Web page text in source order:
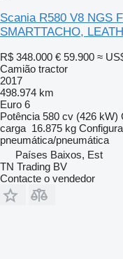
Scania R580 V8 NGS
SMARTTACHO,
R$ 348.000 € 59.900 ≈
Camião tractor
2017
498.974 km
Euro 6
Potência 580 cv (426 kW)
carga 16.875 kg
pneumática/pneumática
Países Baixos, Est
TN Trading BV
Contacte o vendedor